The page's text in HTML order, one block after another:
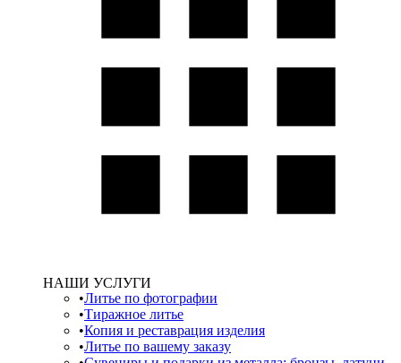
НАШИ УСЛУГИ
Литье по фотографии
Тиражное литье
Копия и реставрация изделия
Литье по вашему заказу